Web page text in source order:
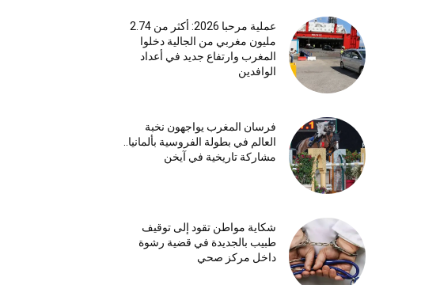
عملية مرحبا 2026: أكثر من 2.74
مليون مغربي من الجالية دخلوا
المغرب وارتفاع جديد في أعداد
الوافدين
فرسان المغرب يواجهون نخبة
العالم في بطولة الفروسية بألمانيا..
مشاركة تاريخية في آيخن
شكاية مواطن تقود إلى توقيف
طبيب بالجديدة في قضية رشوة
داخل مركز صحي